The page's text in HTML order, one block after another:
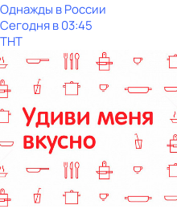
Однажды в России
Сегодня в 03:45
ТНТ